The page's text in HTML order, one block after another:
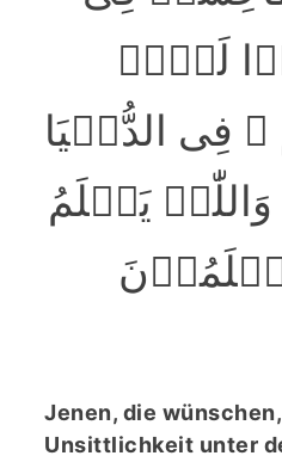
لَہُمۡ
فِی الدُّنۡیَا
یَعۡلَمُ
Jenen, die
Unsittlichkeit unter